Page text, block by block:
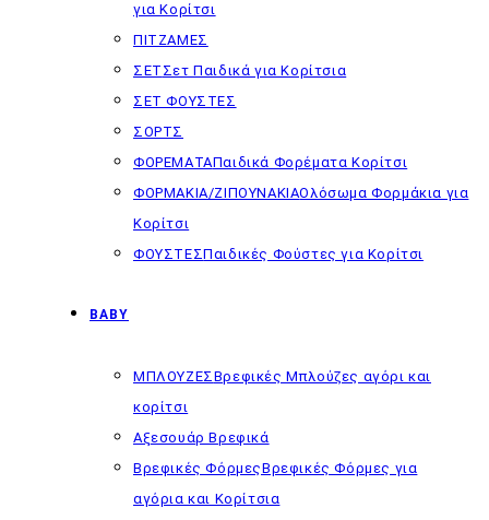
για Κορίτσι
ΠΙΤΖΑΜΕΣ
ΣΕΤ Σετ Παιδικά για Κορίτσια
ΣΕΤ ΦΟΥΣΤΕΣ
ΣΟΡΤΣ
ΦΟΡΕΜΑΤΑΠαιδικά Φορέματα Κορίτσι
ΦΟΡΜΑΚΙΑ/ΖΙΠΟΥΝΑΚΙΑΟλόσωμα Φορμάκια για
Κορίτσι
ΦΟΥΣΤΕΣΠαιδικές Φούστες για Κορίτσι
BABY
ΜΠΛΟΥΖΕΣΒρεφικές Μπλούζες αγόρι και
κορίτσι
Αξεσουάρ Βρεφικά
Βρεφικές ΦόρμεςΒρεφικές Φόρμες για
αγόρια και Κορίτσια